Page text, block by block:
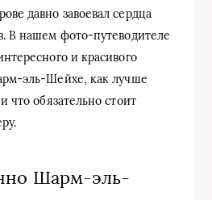
давно завоевал сердца
В нашем фото-путеводителе
и красивого
эль-Шейхе, как лучше
что обязательно стоит
Шарм-эль-